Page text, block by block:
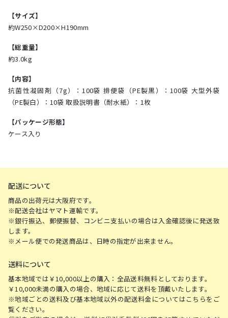
【サイズ】
約W250×D200×H190mm
【総重量】
約3.0kg
【内容】
抗菌性凝固剤（7g）：100袋 排便袋（PE製黒）：100袋 大型外袋
（PE製白）：10袋 取扱説明書（耐水紙）：1枚
【パッケージ形態】
ケース⼊り
配送について
商品の出荷元は大阪府です。
※配送会社はヤマト運輸です。
※銀行振込、郵便振替、コンビニ支払いの場合は入金確認後に発送致
します。
※メール便での発送商品は、日時の指定が出来ません。
送料について
基本地域では￥10,000以上の購入：全品送料無料としております。
￥10,000未満の購入の場合、地域に応じて送料を頂戴いたします。
※地域ごとの送料及び基本地域以外の配送料金についてはこちらをご
覧ください。